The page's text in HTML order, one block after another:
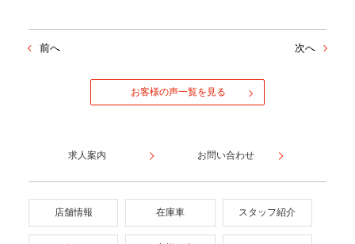
前へ 次へ
お客様の声一覧を見る
求人案内 お問い合わせ
店舗情報 在庫車 スタッフ紹介